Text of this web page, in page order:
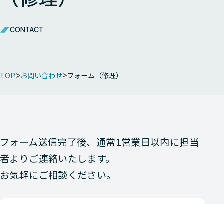
CONTACT
TOP お問い合わせ フォーム（修理）
フォーム送信完了後、通常1営業日以内に担当
者よりご連絡いたします。
お気軽にご相談ください。